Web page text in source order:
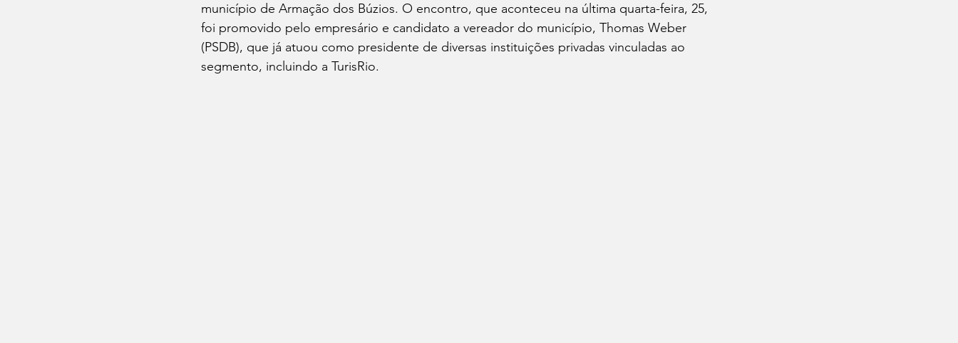
município de Armação dos Búzios. O encontro, que aconteceu na última quarta-feira, 25,
foi promovido pelo empresário e candidato a vereador do município, Thomas Weber
(PSDB), que já atuou como presidente de diversas instituições privadas vinculadas ao
segmento, incluindo a TurisRio.